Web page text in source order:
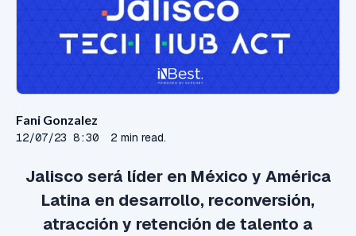
Fani Gonzalez
12/07/23 8:30 2 min read.
Jalisco será líder en México y América
Latina en desarrollo, reconversión,
atracción y retención de talento a